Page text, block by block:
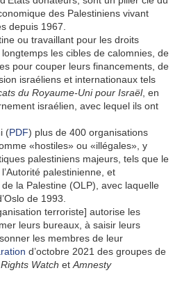
des Palestiniens vivant
depuis 1967.
ou travaillant pour les droits
les cibles de calomnies, de
pour couper leurs financements, de
israéliens et internationaux tels
du Royaume-Uni pour Israël, en
israélien, avec lequel ils ont
(PDF) plus de 400 organisations
«hostiles» ou «illégales», y
palestiniens majeurs, tels que le
palestinienne, et
la Palestine (OLP), avec laquelle
de 1993.
terroriste] autorise les
leurs bureaux, à saisir leurs
les membres de leur
d’octobre 2021 des groupes de
Watch et Amnesty